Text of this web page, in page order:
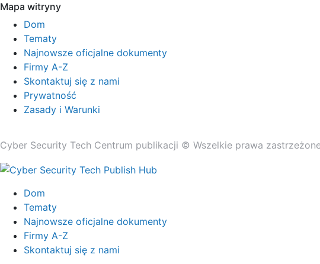
Mapa witryny
Dom
Tematy
Najnowsze oficjalne dokumenty
Firmy A-Z
Skontaktuj się z nami
Prywatność
Zasady i Warunki
Cyber ​​Security Tech Centrum publikacji © Wszelkie prawa
Dom
Tematy
Najnowsze oficjalne dokumenty
Firmy A-Z
Skontaktuj się z nami